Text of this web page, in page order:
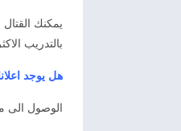
يمكنك
بالتدريب الاكثر تميزا من 30
هل يوجد
الوصول الى